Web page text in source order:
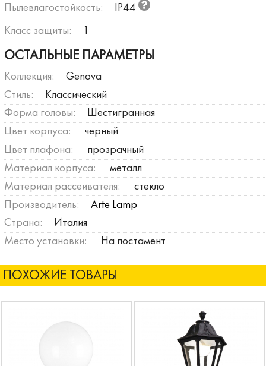
Пылевлагостойкость: IP44
Класс защиты:
ОСТАЛЬНЫЕ ПАРАМЕТРЫ
Коллекция:
Genova
Стиль:
Классический
Форма головы:
Шестигранная
Цвет корпуса:
черный
Цвет плафона:
прозрачный
Материал корпуса:
металл
Материал рассеивателя:
стекло
Производитель:
Arte Lamp
Страна:
Италия
Место установки:
На постамент
ПОХОЖИЕ ТОВАРЫ